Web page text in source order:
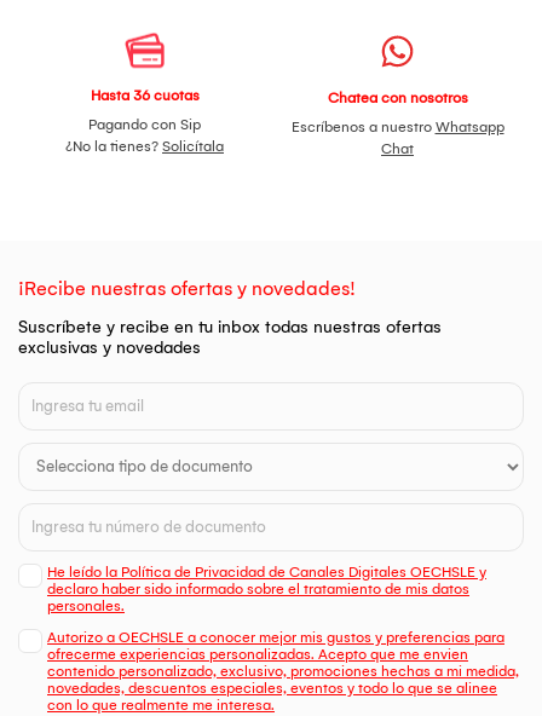
Hasta 36 cuotas
Pagando con Sip
¿No la tienes? Solicítala
Chatea con nosotros
Escríbenos a nuestro Whatsapp
Chat
¡Recibe nuestras ofertas y novedades!
Suscríbete y recibe en tu inbox todas nuestras ofertas
exclusivas y novedades
He leído la Política de Privacidad de Canales Digitales OECHSLE y
declaro haber sido informado sobre el tratamiento de mis datos
personales.
Autorizo a OECHSLE a conocer mejor mis gustos y preferencias para
ofrecerme experiencias personalizadas. Acepto que me envien
contenido personalizado, exclusivo, promociones hechas a mi medida,
novedades, descuentos especiales, eventos y todo lo que se alinee
con lo que realmente me interesa.